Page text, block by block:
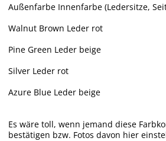
Außenfarbe Innenfarbe (Ledersitze,
Walnut Brown Leder rot
Pine Green Leder beige
Silver Leder rot
Azure Blue Leder beige
Es wäre toll, wenn jemand diese
bestätigen bzw. Fotos davon hier